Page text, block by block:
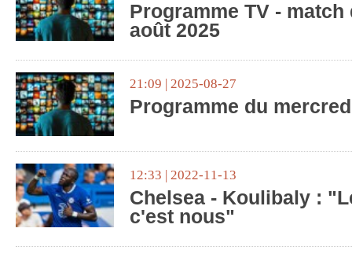
Programme TV -
août 2025
21:09 | 2025-08-27
Programme du
12:33 | 2022-11-13
Chelsea - Koulibaly :
c'est nous"